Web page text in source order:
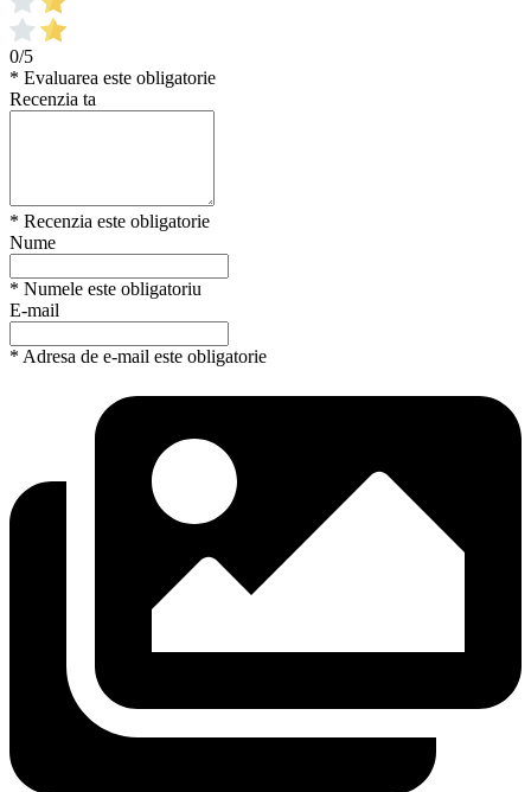
0/5
* Evaluarea este obligatorie
Recenzia ta
* Recenzia este obligatorie
Nume
* Numele este obligatoriu
E-mail
* Adresa de e-mail este obligatorie